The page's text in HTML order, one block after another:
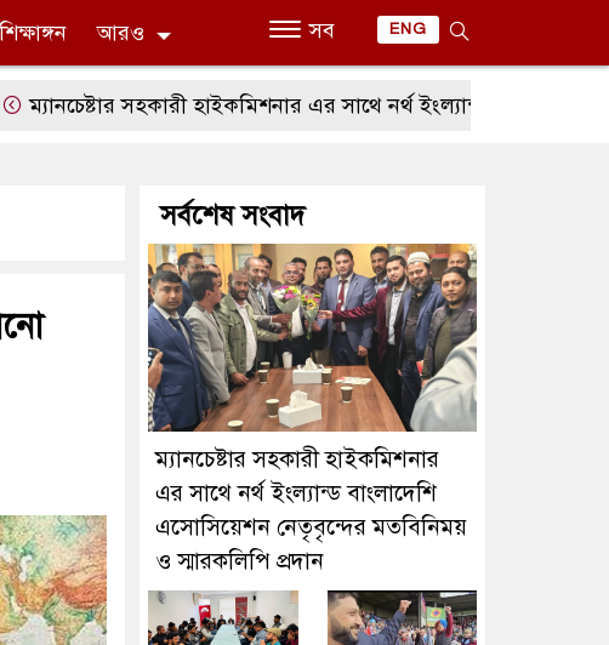
শিক্ষাঙ্গন আরও সব ENG
সহকারী হাইকমিশনার এর সাথে নর্থ ইংল্যান্ড বাংলাদেশি
সর্বশেষ সংবাদ
ম্যানচেষ্টার সহকারী হাইকমিশনার
এর সাথে নর্থ ইংল্যান্ড বাংলাদেশি
এসোসিয়েশন নেতৃবৃন্দের মতবিনিময়
ও স্মারকলিপি প্রদান